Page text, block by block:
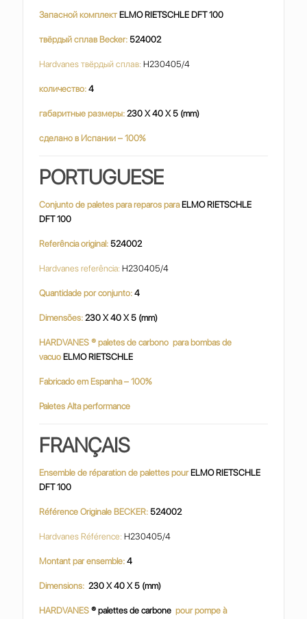
Запасной комплектELMO RIETSCHLE DFT 100
твёрдый сплав Becker:524002
Hardvanes твёрдый сплав:H230405/4
количество:4
габаритные размеры:230 X 40 X 5 (mm)
сделано в Испании – 100%
PORTUGUESE
Conjunto de paletes para reparos paraELMO RIETSCHLE
DFT 100
Referência original:524002
Hardvanes referência:H230405/4
Quantidade por conjunto: 4
Dimensões:230 X 40 X 5 (mm)
HARDVANES ® paletes de carbono para bombas de
vacuoELMO RIETSCHLE
Fabricado em Espanha – 100%
Paletes Alta performance
FRANÇAIS
Ensemble de réparation de palettes pourELMO RIETSCHLE
DFT 100
Référence Originale BECKER:524002
Hardvanes Référence: H230405/4
Montant par ensemble:4
Dimensions:230 X 40 X 5 (mm)
HARDVANES® palettes de carbone pour pompe à